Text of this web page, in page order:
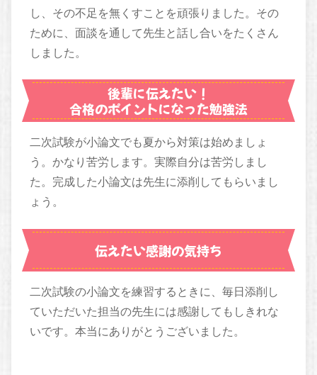
し、その不足を無くすことを頑張りました。その
ために、面談を通して先生と話し合いをたくさん
しました。
後輩に伝えたい！
合格のポイントになった勉強法
二次試験が小論文でも夏から対策は始めましょ
う。かなり苦労します。実際自分は苦労しまし
た。完成した小論文は先生に添削してもらいまし
ょう。
伝えたい感謝の気持ち
二次試験の小論文を練習するときに、毎日添削し
ていただいた担当の先生には感謝してもしきれな
いです。本当にありがとうございました。